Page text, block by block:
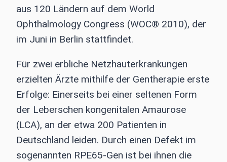
aus 120 Ländern auf dem World
Ophthalmology Congress (WOC® 2010), der
im Juni in Berlin stattfindet.
Für zwei erbliche Netzhauterkrankungen
erzielten Ärzte mithilfe der Gentherapie erste
Erfolge: Einerseits bei einer seltenen Form
der Leberschen kongenitalen Amaurose
(LCA), an der etwa 200 Patienten in
Deutschland leiden. Durch einen Defekt im
sogenannten RPE65-Gen ist bei ihnen die